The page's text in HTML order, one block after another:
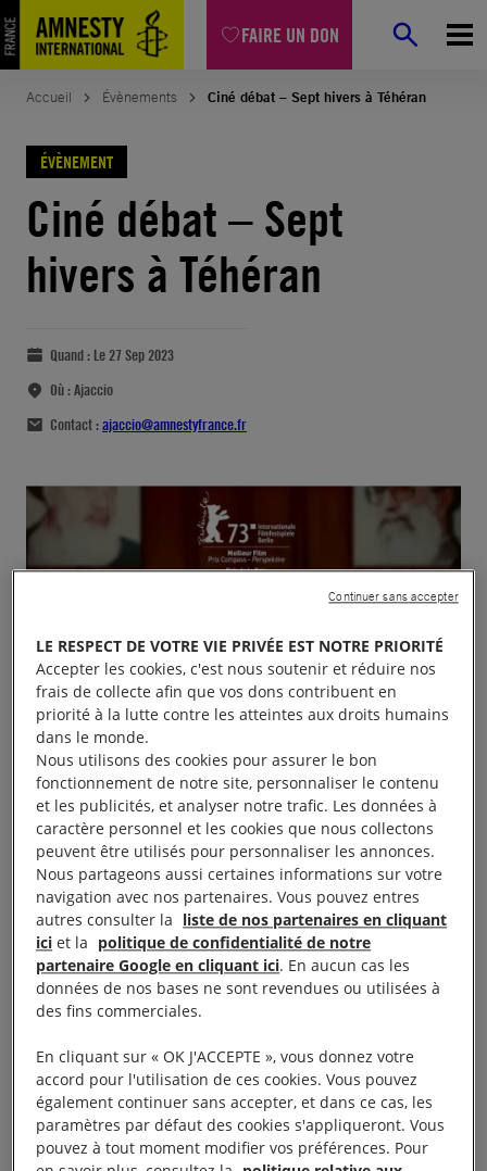
FAIRE UN DON
Accueil Évènements Ciné débat – Sept hivers à Téhéran
ÉVÈNEMENT
Ciné débat – Sept
hivers à Téhéran
Quand : Le 27 Sep 2023
Où :Ajaccio
Contact :ajaccio@amnestyfrance.fr
Ellispe cinéma à 20h00
A l’occasion de son lancement, le cercle d’actions
Amnesty International à Ajaccio organise une
projection dufilm Sept hivers à Téhéran de Steffi
Niederzollen présence d’Irène Ansari, coordinatrice
LE RESPECT DE VOTRE VIE PRIVÉE EST NOTRE PRIORITÉ
Accepter les cookies, c'est nous soutenir et réduire nos
frais de collecte afin que vos dons contribuent en
priorité à la lutte contre les atteintes aux droits humains
dans le monde.
Nous utilisons des cookies pour assurer le bon
fonctionnement de notre site, personnaliser le contenu
et les publicités, et analyser notre trafic. Les données à
caractère personnel et les cookies que nous collectons
peuvent être utilisés pour personnaliser les annonces.
Nous partageons aussi certaines informations sur votre
navigation avec nos partenaires. Vous pouvez entres
autres consulter la liste de nos partenaires en cliquant
ici et la politique de confidentialité de notre
partenaire Google en cliquant ici. En aucun cas les
données de nos bases ne sont revendues ou utilisées à
des fins commerciales.
En cliquant sur « OK J'ACCEPTE », vous donnez votre
accord pour l'utilisation de ces cookies. Vous pouvez
également continuer sans accepter, et dans ce cas, les
paramètres par défaut des cookies s'appliqueront. Vous
pouvez à tout moment modifier vos préférences. Pour
Continuer sans accepter